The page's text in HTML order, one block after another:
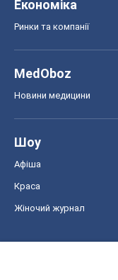
Економіка
Ринки та компанії
MedOboz
Новини медицини
Шоу
Афіша
Краса
Жіночий журнал